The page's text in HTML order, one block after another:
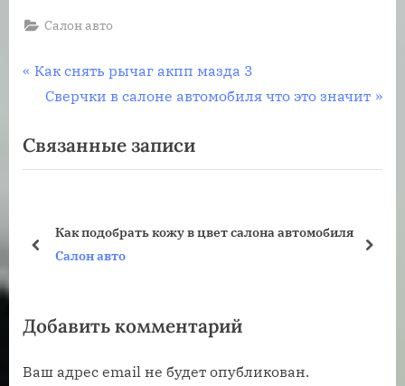
Салон авто
Навигация
записям
П
д
ы
щ
з
п
Как снять рычаг акпп мазда 3
С
е
д
з
п
Сверчки в салоне автомобиля что это значит
Связанные записи
Как подобрать кожу в цвет салона автомобиля
Салон авто
пред
Добавить комментарий
Ваш адрес email не будет опубликован.